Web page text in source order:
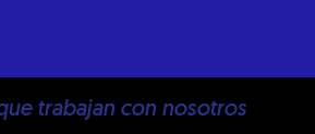
trabajan con nosotros